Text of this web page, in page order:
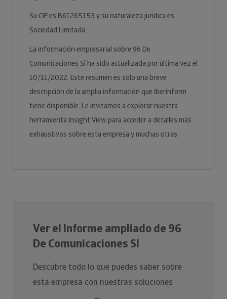
Su CIF es B61265153 y su naturaleza jurídica es
Sociedad Limitada.
La información empresarial sobre 96 De
Comunicaciones Sl ha sido actualizada por última vez el
10/11/2022. Este resumen es solo una breve
descripción de la amplia información que Iberinform
tiene disponible. Le invitamos a explorar nuestra
herramienta Insight View para acceder a detalles más
exhaustivos sobre esta empresa y muchas otras.
Ver el Informe ampliado de 96
De Comunicaciones Sl
Descubre todo lo que puedes saber sobre
esta empresa con nuestras soluciones